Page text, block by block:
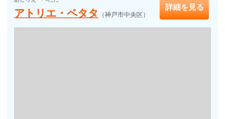
アトリエ・ペタタ （神戸市中央区）
詳細を見る